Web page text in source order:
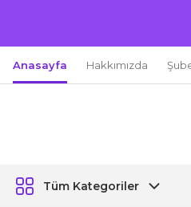
Anasayfa Hakkımızda
Tüm Kategoriler